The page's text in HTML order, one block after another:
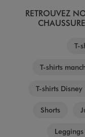
RETROUVEZ
T-
T-shirts
T-shirts Disney
Shorts
Leggings